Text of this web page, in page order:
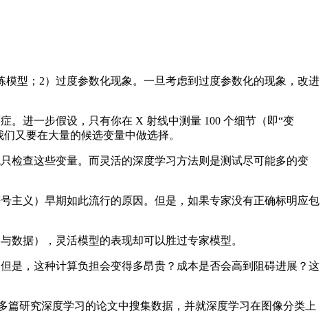
型；2）过度参数化现象。一旦考虑到过度参数化的现象，改进
进一步假设，只有你在 X 射线中测量 100 个细节（即“变
又要在大量的候选变量中做选择。
查这些变量。而灵活的深度学习方法则是测试尽可能多的变
义）早期如此流行的原因。但是，如果专家没有正确标明应包
据），灵活模型的表现却可以胜过专家模型。
，这种计算负担会变得多昂贵？成本是否会高到阻碍进展？这
研究深度学习的论文中搜集数据，并就深度学习在图像分类上